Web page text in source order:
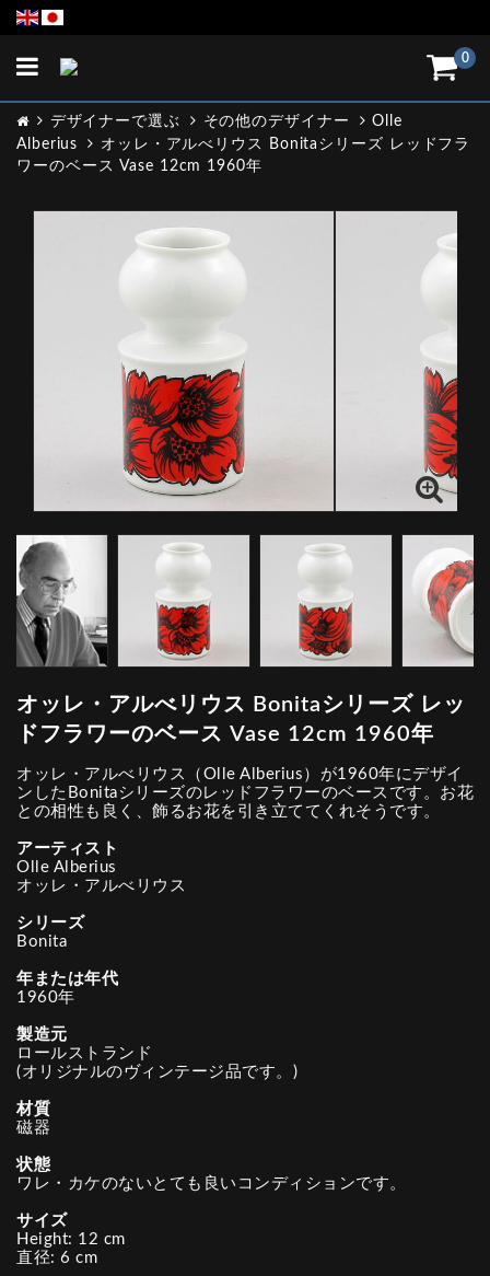
0
Toggle
デザイナーで選ぶ その他のデザイナー
Olle
Alberius
オッレ・アルべリウス Bonitaシリーズ レッドフラ
ワーのベース Vase 12cm 1960年
オッレ・アルべリウス Bonitaシリーズ レッ
ドフラワーのベース Vase 12cm 1960年
オッレ・アルべリウス（Olle Alberius）が1960年にデザイ
ンしたBonitaシリーズのレッドフラワーのベースです。お花
との相性も良く、飾るお花を引き立ててくれそうです。
アーティスト
Olle Alberius
オッレ・アルべリウス
シリーズ
Bonita
年または年代
1960年
製造元
ロールストランド
(オリジナルのヴィンテージ品です。)
材質
磁器
状態
ワレ・カケのないとても良いコンディションです。
サイズ
Height: 12 cm
直径: 6 cm